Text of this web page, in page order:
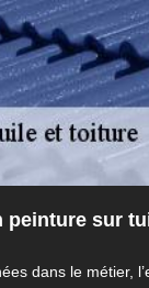
peinture sur
dans le métier,